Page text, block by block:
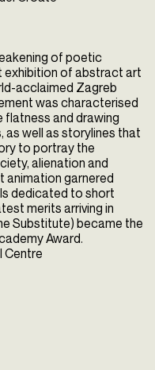
of poetic
exhibition of abstract art
acclaimed Zagreb
was characterised
flatness and drawing
well as storylines that
to portray the
alienation and
animation garnered
dedicated to short
merits arriving in
Substitute) became the
Award.
Centre